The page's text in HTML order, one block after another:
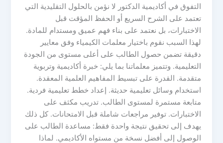
التفوق في أكاديمية الدكتور لا نؤمن بالحلول التقليدية التي
تعتمد على الشرح السريع أو الحفظ المؤقت قبل
الاختبارات، بل نعتمد على بناء فهم عميق ومستدام للمادة.
لهذا السبب نقوم باختيار معلمات الكيمياء وفق معايير
دقيقة تضمن حصول الطالب على أعلى مستوى من الجودة
التعليمية. وتتميز معلماتنا بما يلي: خبرة أكاديمية وتربوية
متقدمة. القدرة على تبسيط المفاهيم العلمية المعقدة.
استخدام وسائل تعليمية حديثة. إعداد خطط تعليمية فردية.
متابعة مستمرة لمستوى الطالب. تدريب مكثف على
الاختبارات. توفير مراجعات شاملة قبل الامتحانات. كل ذلك
يهدف إلى تحقيق نتيجة واحدة فقط: مساعدة الطالب على
الوصول إلى أفضل نسخة من مستواه الأكاديمي. لماذا